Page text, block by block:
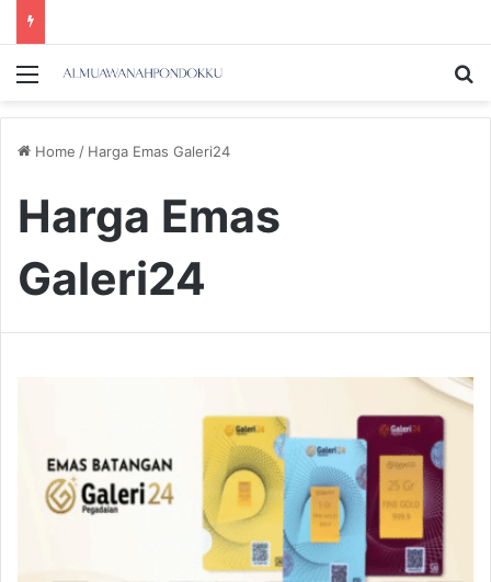
Menu
Home / Harga Emas Galeri24
Harga Emas
Galeri24